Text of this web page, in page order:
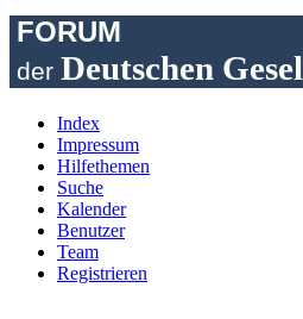
FORUM
der Deutschen
Index
Impressum
Hilfethemen
Suche
Kalender
Benutzer
Team
Registrieren